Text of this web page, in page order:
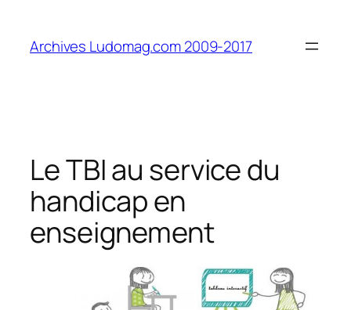
contenu
Archives Ludomag.com 2009-2017
Le TBI au service du
handicap en
enseignement